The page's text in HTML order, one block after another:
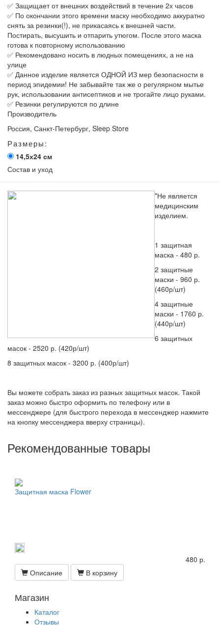
✅ Защищает от внешних воздействий в течение 2х часов
✅ По окончании этого времени маску необходимо аккуратно
снять за резинки(!), не прикасаясь к внешней части.
Постирать, высушить и отпарить утюгом. После этого маска
готова к повторному использованию
✅ Рекомендовано носить в людных помещениях, а не на
улице
✅ Данное изделие является ОДНОЙ ИЗ мер безопасности в
период эпидемии! Не забывайте так же о регулярном мытье
рук, использовании антисептиков и не трогайте лицо руками.
✅ Резинки регулируются по длине
Производитель
Россия, Санкт-Петербург, Sleep Store
Размеры:
14,5х24 см
Состав и уход
*Не является
медицинским
изделием.
1 защитная
маска - 480 р.
2 защитные
маски - 960 р.
(460р/шт)
4 защитные
маски - 1760 р.
(440р/шт)
6 защитных
масок - 2520 р. (420р/шт)
8 защитных масок - 3200 р. (400р/шт)
Вы можете собрать заказ из разных защитных масок. Такой
заказ можно быстро оформить по телефону или в
мессенджере (для быстрого перехода в мессенджер нажмите
на кнопку мессенджера вверху страницы).
Рекомендованные товары
Защитная маска Flower
480 р.
Описание
В корзину
Магазин
Каталог
Отзывы